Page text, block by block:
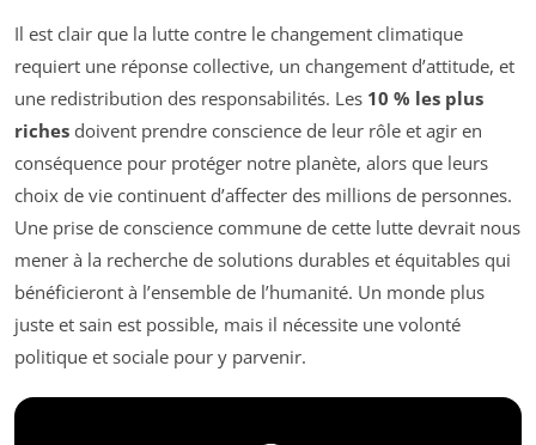
Il est clair que la lutte contre le changement climatique
requiert une réponse collective, un changement d’attitude, et
une redistribution des responsabilités. Les 10 % les plus
riches doivent prendre conscience de leur rôle et agir en
conséquence pour protéger notre planète, alors que leurs
choix de vie continuent d’affecter des millions de personnes.
Une prise de conscience commune de cette lutte devrait nous
mener à la recherche de solutions durables et équitables qui
bénéficieront à l’ensemble de l’humanité. Un monde plus
juste et sain est possible, mais il nécessite une volonté
politique et sociale pour y parvenir.